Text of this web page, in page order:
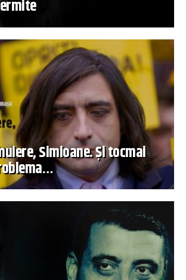
Simioane. Și tocmai